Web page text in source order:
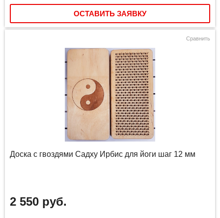
ОСТАВИТЬ ЗАЯВКУ
Сравнить
Доска с гвоздями Садху Ирбис для йоги шаг 12 мм
2 550 руб.